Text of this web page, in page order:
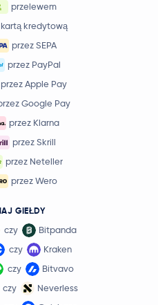
przelewem
kartą kredytową
przez SEPA
przez PayPal
przez Apple Pay
Google Pay
przez Klarna
przez Skrill
przez Neteller
przez Wero
GIEŁDY
czy
Bitpanda
czy
Kraken
czy
Bitvavo
czy
Neverless